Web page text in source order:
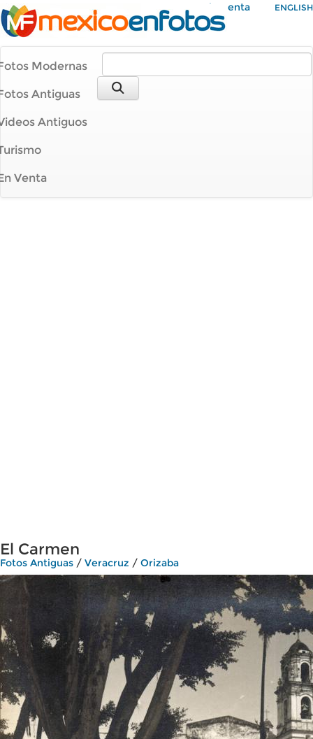
Mi Cuenta ENGLISH
Modernas
Antiguas
Antiguos
Venta
El Carmen
Fotos Antiguas / Veracruz / Orizaba